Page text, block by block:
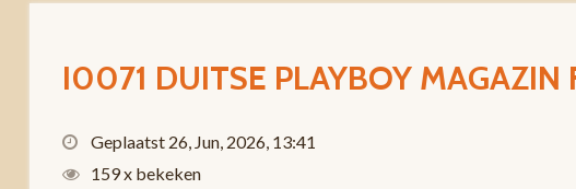
I0071 DUITSE PLAYBOY
Geplaatst 26, Jun, 2026, 13:41
159 x bekeken